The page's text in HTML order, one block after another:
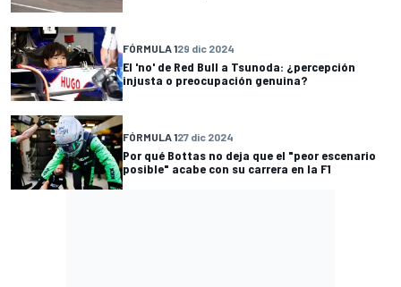
FÓRMULA 129 dic 2024
El 'no' de Red Bull a Tsunoda: ¿percepción
injusta o preocupación genuina?
FÓRMULA 127 dic 2024
Por qué Bottas no deja que el "peor escenario
posible" acabe con su carrera en la F1